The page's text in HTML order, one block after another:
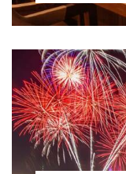
Eine Stadt, die
und die
beweist es
zwei
komplette
...mehr erfahren